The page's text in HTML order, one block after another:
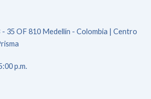
- 35 OF 810 Medellín - Colombia | Centro
p.m.